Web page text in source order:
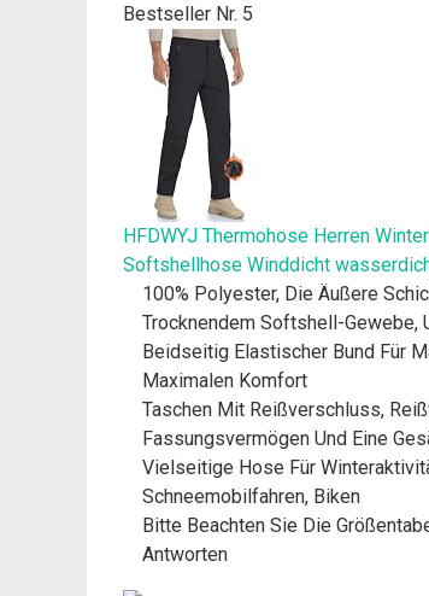
Bestseller Nr. 5
HFDWYJ Thermohose Herren
Softshellhose Winddicht
100% Polyester, Die Äußere
Trocknendem Softshell-Gewebe,
Beidseitig Elastischer Bund Für
Maximalen Komfort
Taschen Mit Reißverschluss,
Fassungsvermögen Und Eine
Vielseitige Hose Für
Schneemobilfahren, Biken
Bitte Beachten Sie Die
Antworten